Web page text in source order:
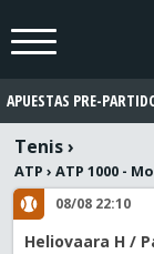
APUESTAS PRE-
Tenis›
ATP › ATP 1000 -
08/08 22:10
Heliovaara H /